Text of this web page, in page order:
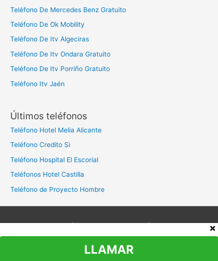
Teléfono De Mercedes Benz Gratuito
Teléfono De Ok Mobility
Teléfono De Itv Algeciras
Teléfono De Itv Ondara Gratuito
Teléfono De Itv Porriño Gratuito
Teléfono Itv Jaén
Últimos teléfonos
Teléfono Hotel Melia Alicante
Teléfono Credito Si
Teléfono Hospital El Escorial
Teléfonos Hotel Castilla
Teléfono de Proyecto Hombre
Aviso legal Política de privacidad
Política de cookies
Contacto
LLAMAR